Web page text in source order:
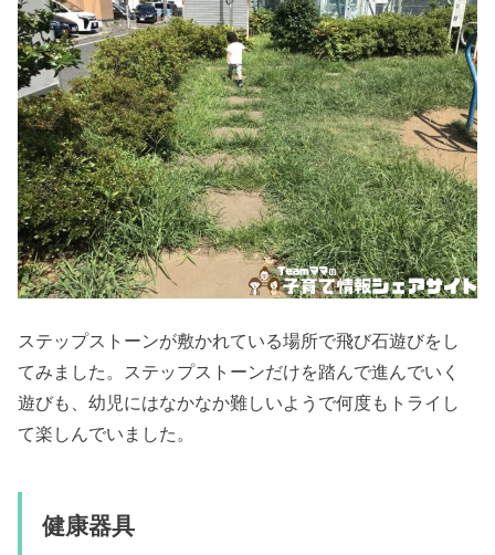
ステップストーンが敷かれている場所で飛び石遊びをし
てみました。 ステップストーンだけを踏んで進んでいく
遊びも、幼児にはなかなか難しいようで何度もトライし
て楽しんでいました。
健康器具